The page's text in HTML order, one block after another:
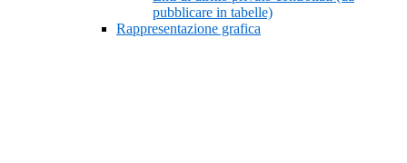
pubblicare in tabelle)
Rappresentazione grafica